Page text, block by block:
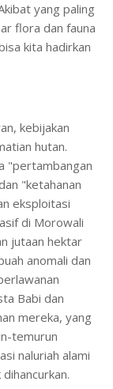
yang paling
flora dan fauna
kita hadirkan
kebijakan
hutan.
"pertambangan
"ketahanan
eksploitasi
di Morowali
jutaan hektar
anomali dan
Babi dan
mereka, yang
temurun
naluriah alami